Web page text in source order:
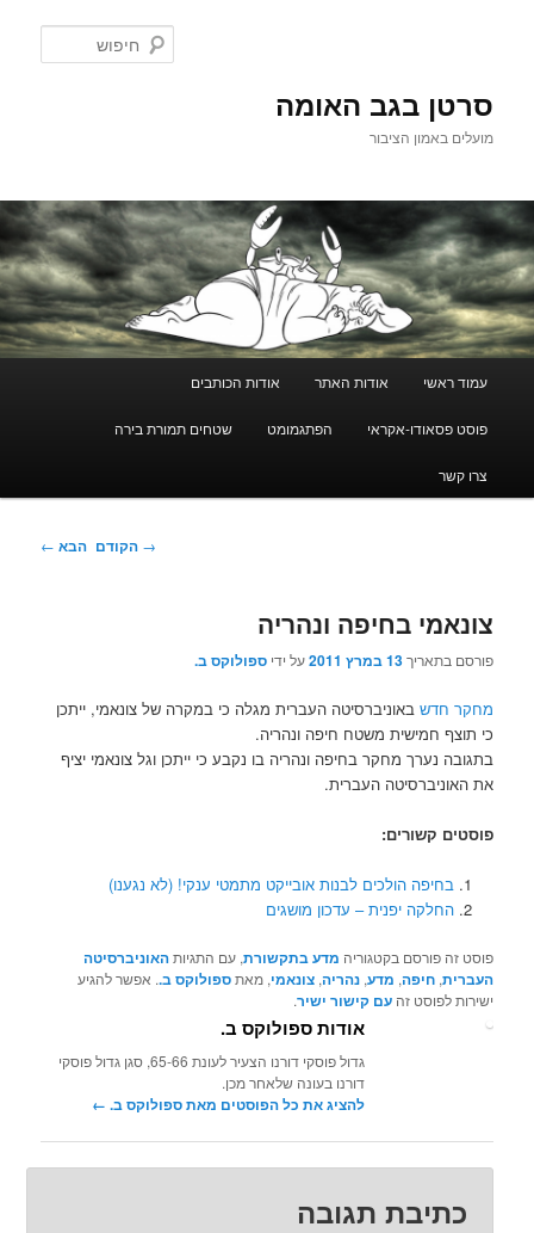
סרטן בגב האומה
מועלים באמון הציבור
עמוד ראשי אודות האתר אודות הכותבים
פוסט פסאודו-אקראי הפתגמומט שטחים תמורת בירה
צרו קשר
ניווט
→ הקודם הבא ←
צונאמי בחיפה ונהריה
פורסם בתאריך13 במרץ 2011 על ידיספולוקס ב.
מחקר חדש באוניברסיטה העברית מגלה כי במקרה של צונאמי, ייתכן
כי תוצף חמישית משטח חיפה ונהריה.
בתגובה נערך מחקר בחיפה ונהריה בו נקבע כי ייתכן וגל צונאמי יציף
את האוניברסיטה העברית.
פוסטים קשורים:
בחיפה הולכים לבנות אובייקט מתמטי ענקי! (לא נגענו)
החלקה יפנית – עדכון מושגים
פוסט זה פורסם בקטגוריה מדע בתקשורת, עם התגיותהאוניברסיטה
העברית,חיפה, מדע,נהריה,צונאמי, מאתספולוקס ב.. אפשר להגיע
ישירות לפוסט זהעם קישור ישיר.
אודות ספולוקס ב.
גדול פוסקי דורנו הצעיר לעונת 65-66, סגן גדול פוסקי
דורנו בעונה שלאחר מכן.
להציג את כל הפוסטים מאת ספולוקס ב.‏ ←
כתיבת תגובה